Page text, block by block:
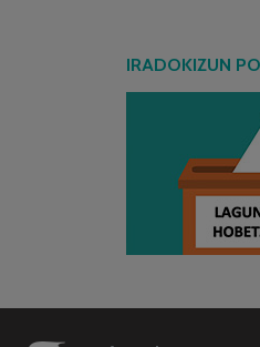
IRADOKIZUN